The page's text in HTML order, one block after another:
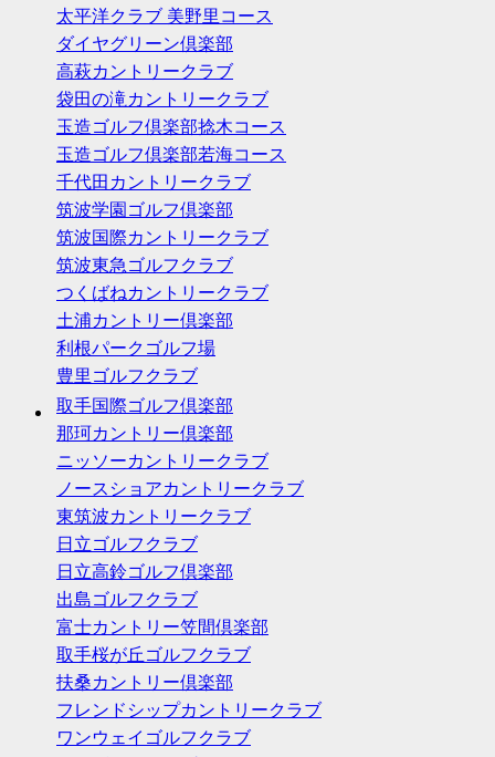
太平洋クラブ 美野里コース
ダイヤグリーン倶楽部
高萩カントリークラブ
袋田の滝カントリークラブ
玉造ゴルフ倶楽部捻木コース
玉造ゴルフ倶楽部若海コース
千代田カントリークラブ
筑波学園ゴルフ倶楽部
筑波国際カントリークラブ
筑波東急ゴルフクラブ
つくばねカントリークラブ
土浦カントリー倶楽部
利根パークゴルフ場
豊里ゴルフクラブ
取手国際ゴルフ倶楽部
那珂カントリー倶楽部
ニッソーカントリークラブ
ノースショアカントリークラブ
東筑波カントリークラブ
日立ゴルフクラブ
日立高鈴ゴルフ倶楽部
出島ゴルフクラブ
富士カントリー笠間倶楽部
取手桜が丘ゴルフクラブ
扶桑カントリー倶楽部
フレンドシップカントリークラブ
ワンウェイゴルフクラブ